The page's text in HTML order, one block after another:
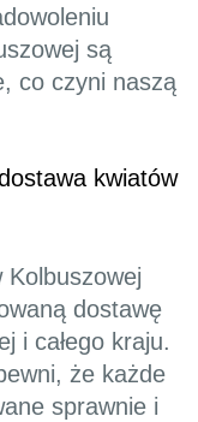
są
co czyni naszą
kwiatów
Kolbuszowej
dostawę
i całego kraju.
że każde
sprawnie i